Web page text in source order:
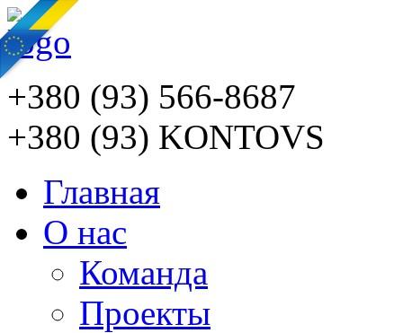
+380 (93) 566-8687
+380 (93) KONTOVS
Главная
О нас
Команда
Проекты